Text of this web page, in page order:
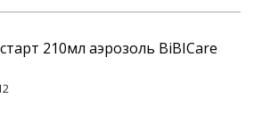
210мл аэрозоль BiBICare